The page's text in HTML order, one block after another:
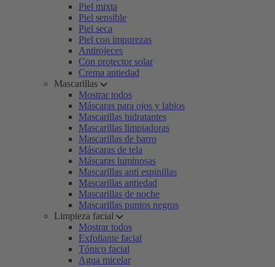
Piel mixta
Piel sensible
Piel seca
Piel con impurezas
Antirojeces
Con protector solar
Crema antiedad
Mascarillas
Mostrar todos
Máscaras para ojos y labios
Mascarillas hidratantes
Mascarillas limpiadoras
Mascarillas de barro
Máscaras de tela
Máscaras luminosas
Mascarillas anti espinillas
Mascarillas antiedad
Mascarillas de noche
Mascarillas puntos negros
Limpieza facial
Mostrar todos
Exfoliante facial
Tónico facial
Agua micelar